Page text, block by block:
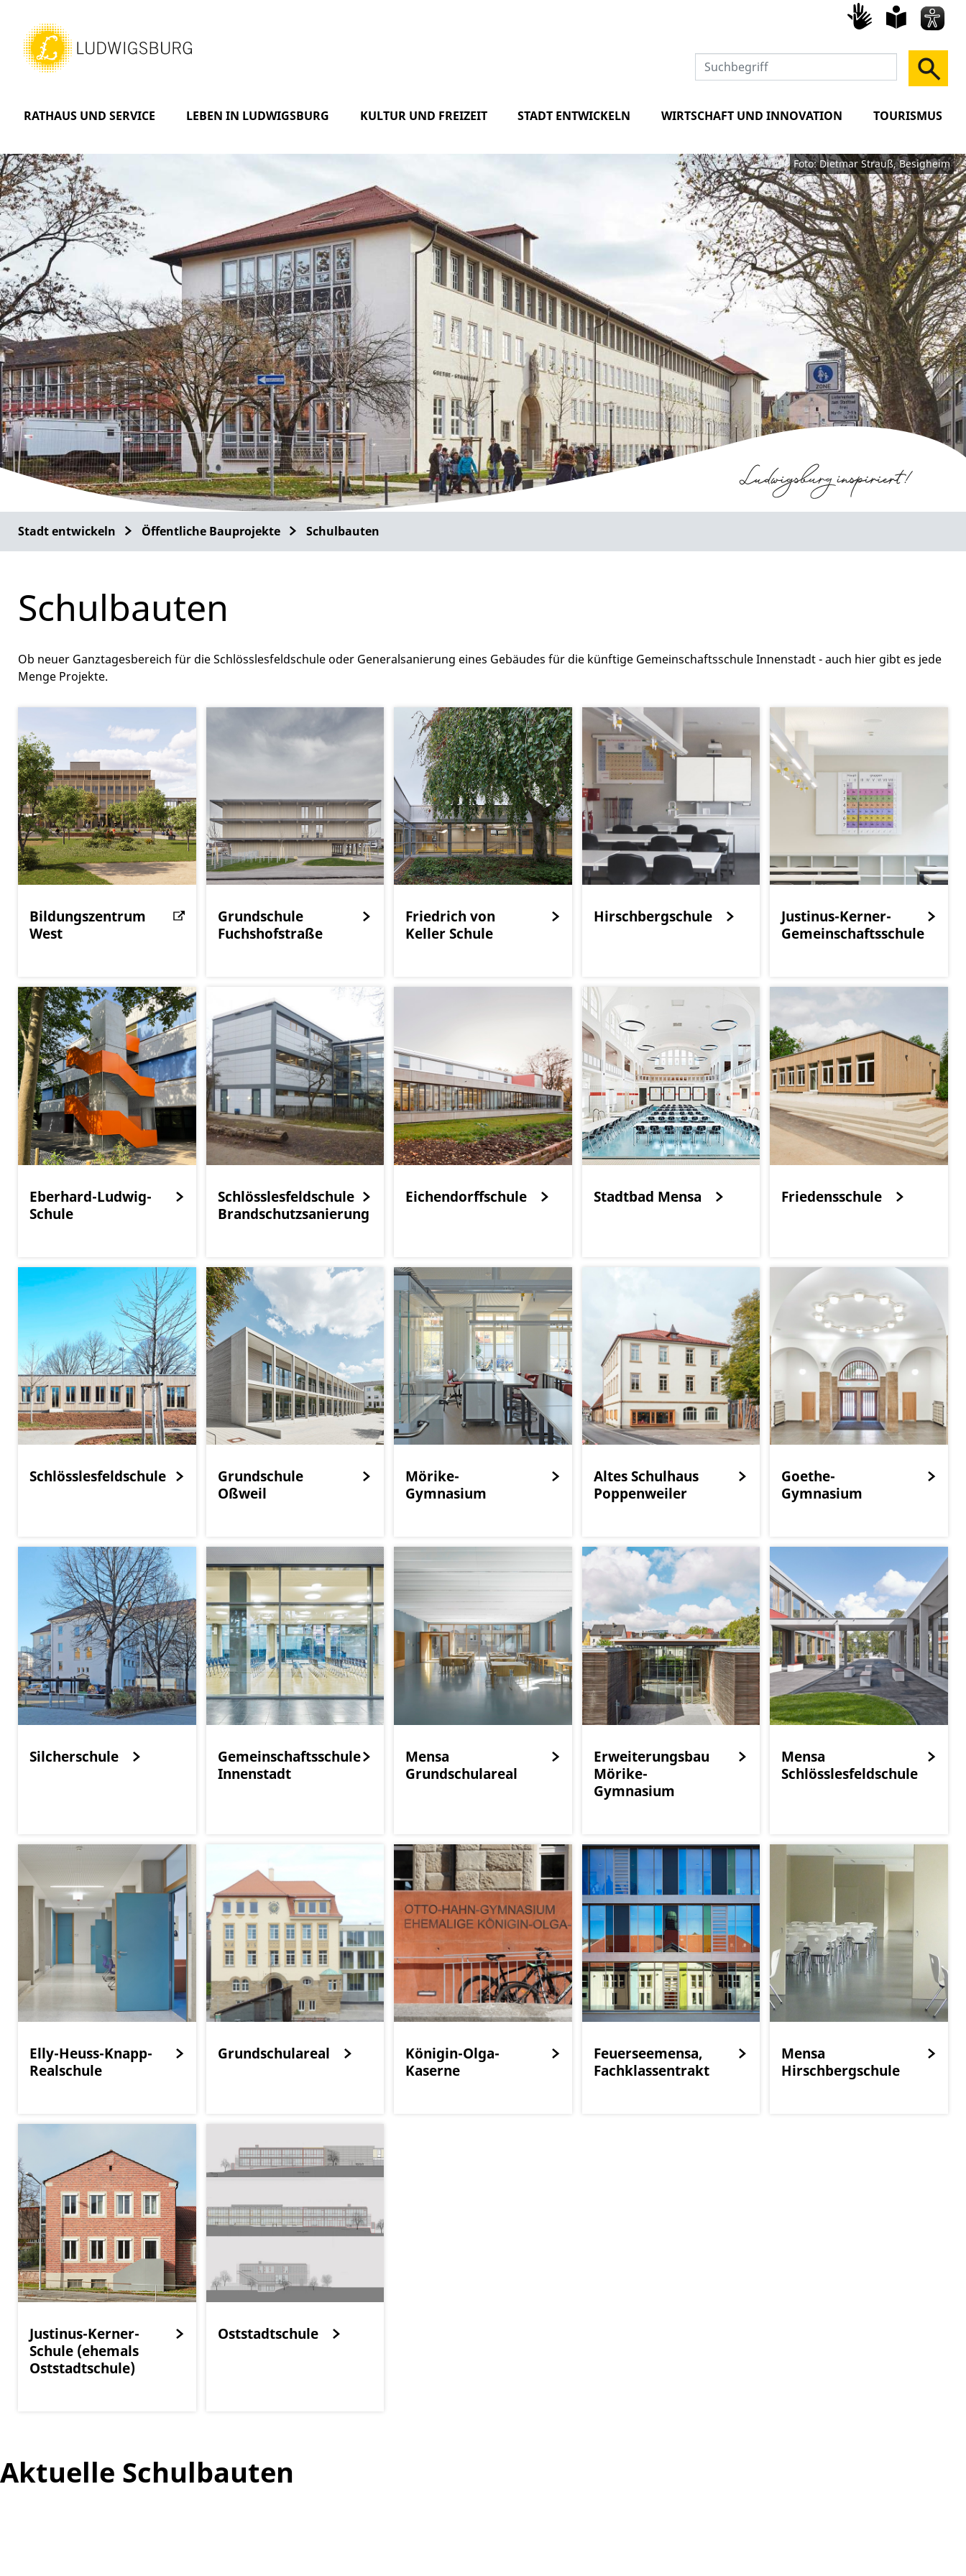
RATHAUS UND SERVICE LEBEN IN LUDWIGSBURG KULTUR UND FREIZEIT STADT ENTWICKELN WIRTSCHAFT UND INNOVATION TOURISMUS
Foto: Dietmar Strauß, Besigheim
Stadt entwickeln Öffentliche Bauprojekte Schulbauten
Schulbauten
Ob neuer Ganztagesbereich für die Schlösslesfeldschule oder Generalsanierung eines Gebäudes für die künftige Gemeinschaftsschule Innenstadt - auch hier gibt es jede
Menge Projekte.
Bildungszentrum
West
Grundschule
Fuchshofstraße
Friedrich von
Keller Schule
Hirschbergschule
Justinus-Kerner-
Gemeinschaftsschule
Eberhard-Ludwig-
Schule
Schlösslesfeldschule
Brandschutzsanierung
Eichendorffschule Stadtbad Mensa Friedensschule
Schlösslesfeldschule
Grundschule
Oßweil
Mörike-
Gymnasium
Altes Schulhaus
Poppenweiler
Goethe-
Gymnasium
Silcherschule
Gemeinschaftsschule
Innenstadt
Mensa
Grundschulareal
Erweiterungsbau
Mörike-
Gymnasium
Mensa
Schlösslesfeldschule
Elly-Heuss-Knapp-
Realschule
Grundschulareal
Königin-Olga-
Kaserne
Feuerseemensa,
Fachklassentrakt
Mensa
Hirschbergschule
Justinus-Kerner-
Schule (ehemals
Oststadtschule)
Oststadtschule
Aktuelle Schulbauten